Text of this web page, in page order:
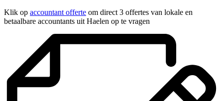
Klik op accountant offerte om direct 3 offertes van lokale en
betaalbare accountants uit Haelen op te vragen